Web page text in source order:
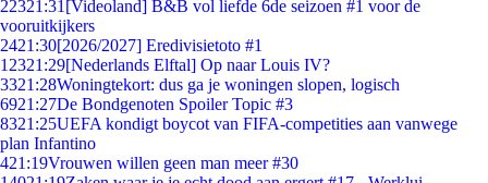
22321:31 [Videoland] B&B vol liefde 6de seizoen #1 voor de
vooruitkijkers
2421:30[2026/2027] Eredivisietoto #1
12321:29[Nederlands Elftal] Op naar Louis IV?
3321:28Woningtekort: dus ga je woningen slopen, logisch
6921:27De Bondgenoten Spoiler Topic #3
8321:25UEFA kondigt boycot van FIFA-competities aan vanwege
plan Infantino
421:19Vrouwen willen geen man meer #30